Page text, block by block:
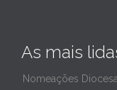
As mais
Nomeações